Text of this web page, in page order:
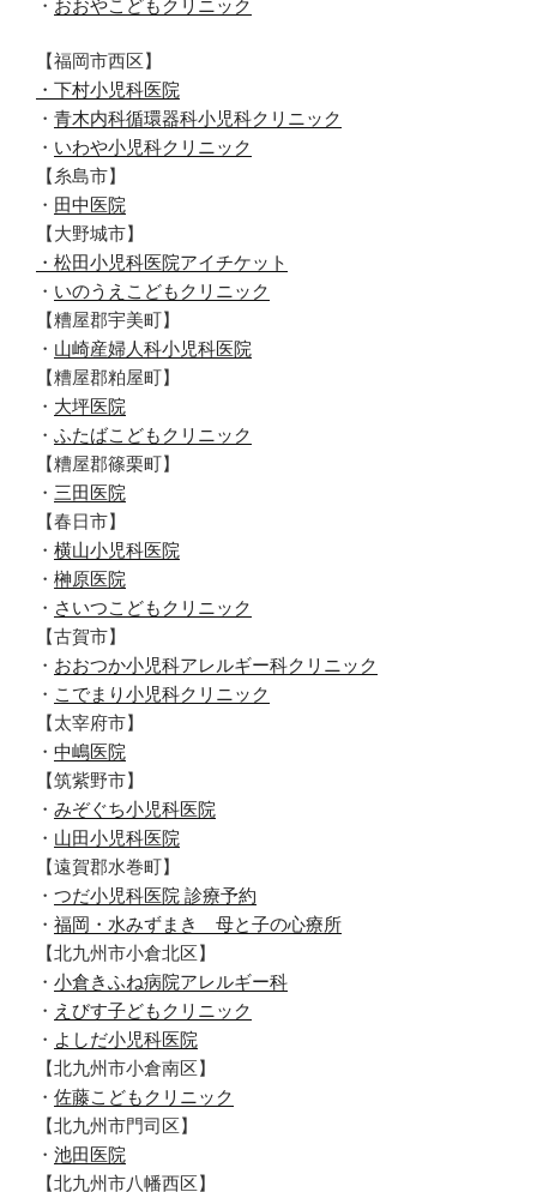
・ おおやこどもクリニック
【福岡市西区】
・下村小児科医院
・ 青木内科循環器科小児科クリニック
・ いわや小児科クリニック
【糸島市】
・ 田中医院
【大野城市】
・松田小児科医院アイチケット
・ いのうえこどもクリニック
【糟屋郡宇美町】
・ 山崎産婦人科小児科医院
【糟屋郡粕屋町】
・ 大坪医院
・ ふたばこどもクリニック
【糟屋郡篠栗町】
・ 三田医院
【春日市】
・ 横山小児科医院
・ 榊原医院
・ さいつこどもクリニック
【古賀市】
・ おおつか小児科アレルギー科クリニック
・ こでまり小児科クリニック
【太宰府市】
・ 中嶋医院
【筑紫野市】
・ みぞぐち小児科医院
・ 山田小児科医院
【遠賀郡水巻町】
・ つだ小児科医院 診療予約
・ 福岡・水みずまき 母と子の心療所
【北九州市小倉北区】
・ 小倉きふね病院アレルギー科
・ えびす子どもクリニック
・ よしだ小児科医院
【北九州市小倉南区】
・ 佐藤こどもクリニック
【北九州市門司区】
・ 池田医院
【北九州市八幡西区】